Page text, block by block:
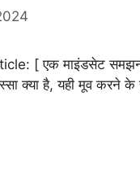
[ एक माइंडसेट
क्या है, यही मूव करने के